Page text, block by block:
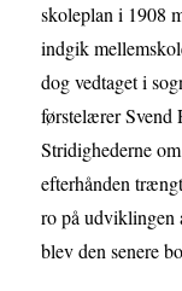
skoleplan i 1908
indgik
dog vedtaget i
førstelærer Svend
Stridighederne
efterhånden
ro på udviklingen
blev den senere